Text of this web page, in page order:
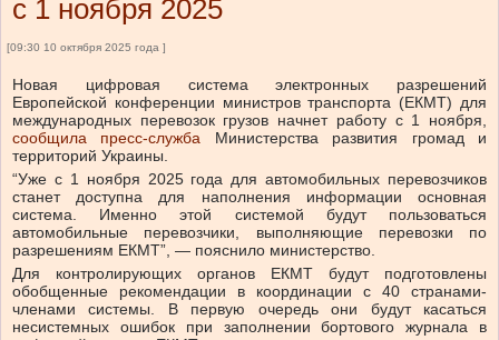
с 1 ноября 2025
[09:30 10 октября 2025 года ]
Новая цифровая система электронных разрешений
Европейской конференции министров транспорта (ЕКМТ) для
международных перевозок грузов начнет работу с 1 ноября,
сообщила пресс-служба Министерства развития громад и
территорий Украины.
“Уже с 1 ноября 2025 года для автомобильных перевозчиков
станет доступна для наполнения информации основная
система. Именно этой системой будут пользоваться
автомобильные перевозчики, выполняющие перевозки по
разрешениям ЕКМТ”, — пояснило министерство.
Для контролирующих органов ЕКМТ будут подготовлены
обобщенные рекомендации в координации с 40 странами-
членами системы. В первую очередь они будут касаться
несистемных ошибок при заполнении бортового журнала в